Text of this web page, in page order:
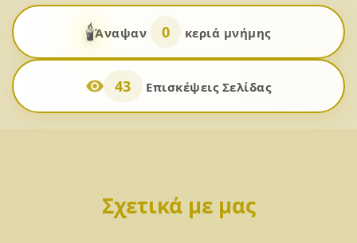
🕯️Άναψαν 0 κεριά μνήμης
43 Επισκέψεις Σελίδας
Σχετικά με μας